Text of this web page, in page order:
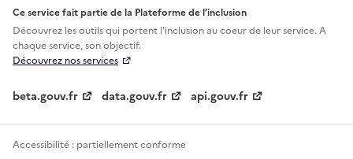
Ce service fait partie de la Plateforme de l’inclusion
Découvrez les outils qui portent l'inclusion aucoeur de leur service. A
chaque service, son objectif.
Découvrez nos services
beta.gouv.fr data.gouv.fr api.gouv.fr
Accessibilité : partiellement conforme